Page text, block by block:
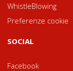
WhistleBlowing
Preferenze cookie
SOCIAL
Facebook